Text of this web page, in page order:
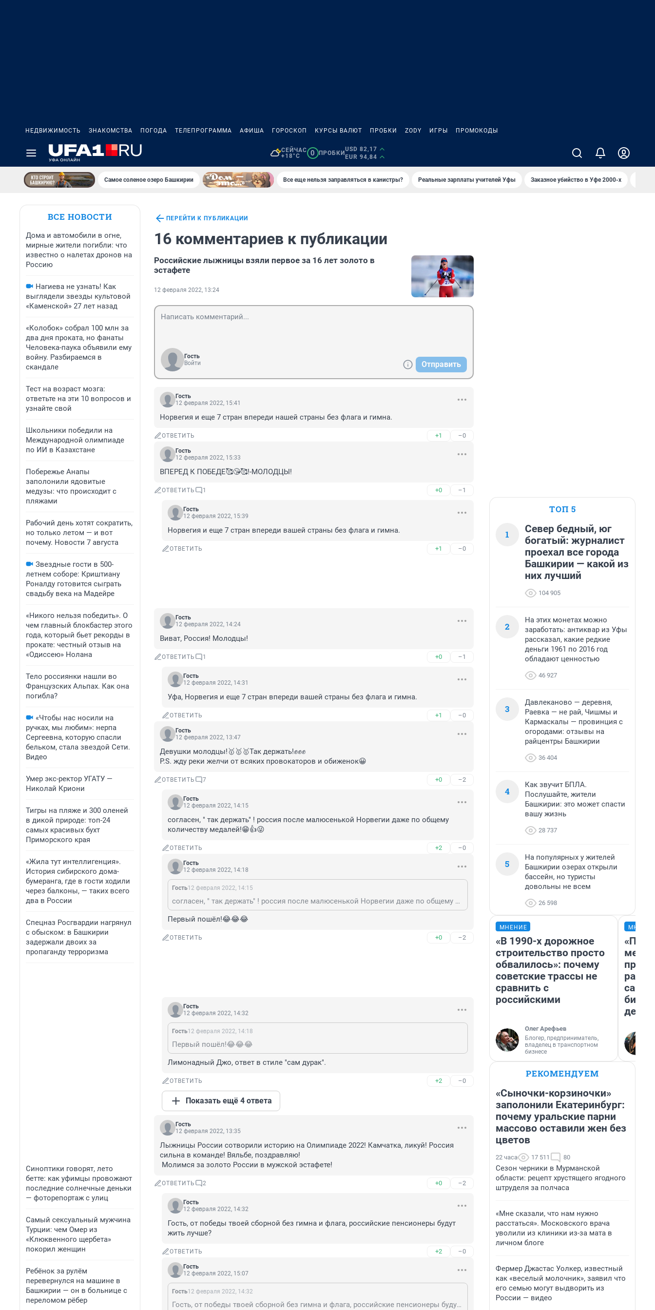
НЕДВИЖИМОСТЬ ЗНАКОМСТВА ПОГОДА ТЕЛЕПРОГРАММА АФИША ГОРОСКОП КУРСЫ ВАЛЮТ ПРОБКИ ZODY ИГРЫ ПРОМОКОДЫ
СЕЙЧАС
+18°C
0 ПРОБКИ
USD 82,17
EUR 94,84
Самое соленое озеро Башкирии Все еще нельзя заправляться в канистры? Реальные зарплаты учителей Уфы Заказное убийство в Уфе 2000-х
ВСЕ НОВОСТИ
Дома и автомобили в огне,
мирные жители погибли: что
известно о налетах дронов на
Россию
Нагиева не узнать! Как
выглядели звезды культовой
«Каменской» 27 лет назад
«Колобок» собрал 100 млн за
два дня проката, но фанаты
Человека-паука объявили ему
войну. Разбираемся в
скандале
Тест на возраст мозга:
ответьте на эти 10 вопросов и
узнайте свой
Школьники победили на
Международной олимпиаде
по ИИ в Казахстане
Побережье Анапы
заполонили ядовитые
медузы: что происходит с
пляжами
Рабочий день хотят сократить,
но только летом — и вот
почему. Новости 7 августа
Звездные гости в 500-
летнем соборе: Криштиану
Роналду готовится сыграть
свадьбу века на Мадейре
«Никого нельзя победить». О
чем главный блокбастер этого
года, который бьет рекорды в
прокате: честный отзыв на
«Одиссею» Нолана
Тело россиянки нашли во
Французских Альпах. Как она
погибла?
«Чтобы нас носили на
ручках, мы любим»: нерпа
Сергеевна, которую спасли
бельком, стала звездой Сети.
Видео
Умер экс-ректор УГАТУ —
Николай Криони
Тигры на пляже и 300 оленей
в дикой природе: топ-24
самых красивых бухт
Приморского края
«Жила тут интеллигенция».
История сибирского дома-
бумеранга, где в гости ходили
через балконы, — таких всего
два в России
Спецназ Росгвардии нагрянул
с обыском: в Башкирии
задержали двоих за
пропаганду терроризма
Синоптики говорят, лето
бетте: как уфимцы провожают
последние солнечные деньки
— фоторепортаж с улиц
Самый сексуальный мужчина
Турции: чем Омер из
«Клюквенного щербета»
покорил женщин
Ребёнок за рулём
перевернулся на машине в
Башкирии — он в больнице с
переломом рёбер
ПЕРЕЙТИ К ПУБЛИКАЦИИ
16 комментариев к публикации
Российские лыжницы взяли первое за 16 лет золото в
эстафете
12 февраля 2022, 13:24
Гость
Войти
Отправить
Гость
12 февраля 2022, 15:41
Норвегия и еще 7 стран впереди нашей страны без флага и гимна.
ОТВЕТИТЬ +1 –0
Гость
12 февраля 2022, 15:33
ВПЕРЕД К ПОБЕДЕ🥰😘🥰!-МОЛОДЦЫ!
ОТВЕТИТЬ 1 +0 –1
Гость
12 февраля 2022, 15:39
Норвегия и еще 7 стран впереди вашей страны без флага и гимна.
ОТВЕТИТЬ +1 –0
Гость
12 февраля 2022, 14:24
Виват, Россия! Молодцы!
ОТВЕТИТЬ 1 +0 –1
Гость
12 февраля 2022, 14:31
Уфа, Норвегия и еще 7 стран впереди вашей страны без флага и гимна.
ОТВЕТИТЬ +1 –0
Гость
12 февраля 2022, 13:47
Девушки молодцы!🥇🥇🥇Так держать!✊✊✊
Р.S. жду реки желчи от всяких провокаторов и обиженок😀
ОТВЕТИТЬ 7 +0 –2
Гость
12 февраля 2022, 14:15
согласен, " так держать" ! россия после малюсенькой Норвегии даже по общему
количеству медалей!😁👍😜
ОТВЕТИТЬ +2 –0
Гость
12 февраля 2022, 14:18
Гость12 февраля 2022, 14:15
согласен, " так держать" ! россия после малюсенькой Норвегии даже по общему количеству медалей!😁👍😜
Первый пошёл!😂😂😂
ОТВЕТИТЬ +0 –2
Гость
12 февраля 2022, 14:32
Гость12 февраля 2022, 14:18
Первый пошёл!😂😂😂
Лимонадный Джо, ответ в стиле "сам дурак".
ОТВЕТИТЬ +2 –0
Показать ещё 4 ответа
Гость
12 февраля 2022, 13:35
Лыжницы России сотворили историю на Олимпиаде 2022! Камчатка, ликуй! Россия
сильна в команде! Вяльбе, поздравляю!
Молимся за золото России в мужской эстафете!
ОТВЕТИТЬ 2 +0 –2
Гость
12 февраля 2022, 14:32
Гость, от победы твоей сборной без гимна и флага, российские пенсионеры будут
жить лучше?
ОТВЕТИТЬ +2 –0
Гость
12 февраля 2022, 15:07
Гость12 февраля 2022, 14:32
Гость, от победы твоей сборной без гимна и флага, российские пенсионеры будут жить лучше?
ТОП 5
1
Север бедный, юг
богатый: журналист
проехал все города
Башкирии — какой из
них лучший
104 905
2
На этих монетах можно
заработать: антиквар из Уфы
рассказал, какие редкие
деньги 1961 по 2016 год
обладают ценностью
46 927
3
Давлеканово — деревня,
Раевка — не рай, Чишмы и
Кармаскалы — провинция с
огородами: отзывы на
райцентры Башкирии
36 404
4
Как звучит БПЛА.
Послушайте, жители
Башкирии: это может спасти
вашу жизнь
28 737
5
На популярных у жителей
Башкирии озерах открыли
бассейн, но туристы
довольны не всем
26 598
МНЕНИЕ
«В 1990-х дорожное
строительство просто
обвалилось»: почему
советские трассы не
сравнить с
российскими
Олег Арефьев
Блогер, предприниматель,
владелец в транспортном
бизнесе
РЕКОМЕНДУЕМ
«Сыночки-корзиночки»
заполонили Екатеринбург:
почему уральские парни
массово оставили жен без
цветов
22 часа 17 511 80
Сезон черники в Мурманской
области: рецепт хрустящего ягодного
штруделя за полчаса
«Мне сказали, что нам нужно
расстаться». Московского врача
уволили из клиники из-за мата в
личном блоге
Фермер Джастас Уолкер, известный
как «веселый молочник», заявил что
его семью могут выдворить из
России — видео